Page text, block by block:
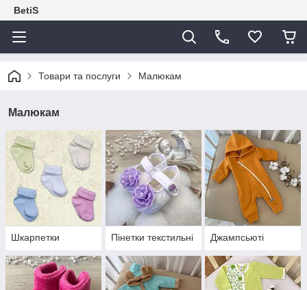
BetiS
Товари та послуги Малюкам
Малюкам
Шкарпетки Пінетки текстильні Джампсьюті